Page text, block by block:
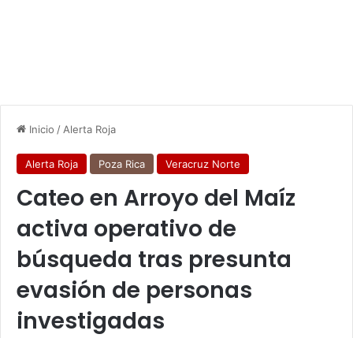
Inicio / Alerta Roja
Alerta Roja Poza Rica Veracruz Norte
Cateo en Arroyo del Maíz
activa operativo de
búsqueda tras presunta
evasión de personas
investigadas